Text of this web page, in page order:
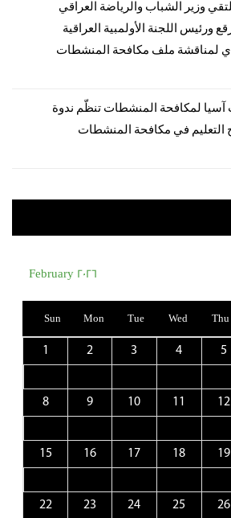
وزير الشباب والرياضة العراقي
ورئيس اللجنة الأولمبية العراقية
لمناقشة ملف مكافحة المنشطات
آسيا لمكافحة المنشطات تنظّم ندوة
التعليم في مكافحة المنشطات
February 2026
Sun Mon Tue Wed Thu
1 2 3 4 5
8 9 10 11 12
15 16 17 18 19
22 23 24 25 26